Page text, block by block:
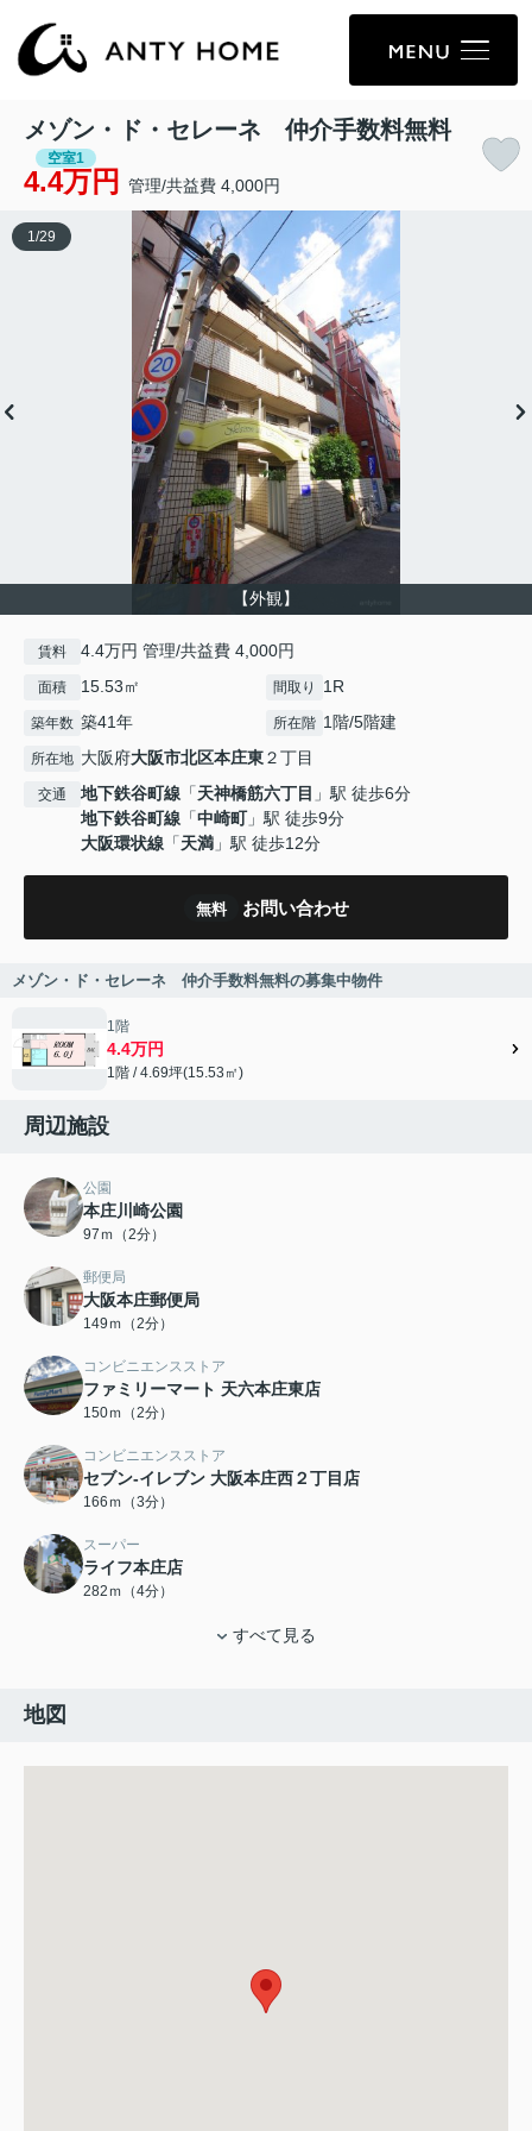
メゾン・ド・セレーネ 仲介手数料無料
空室1
4.4万円 管理/共益費 4,000円
【外観】
1 /29
賃料 4.4万円 管理/共益費 4,000円
面積 15.53㎡ 間取り 1R
築年数 築41年 所在階 1階/5階建
所在地 大阪府大阪市北区本庄東２丁目
交通 地下鉄谷町線 「天神橋筋六丁目 」駅 徒歩6分
地下鉄谷町線 「中崎町」駅 徒歩9分
大阪環状線 「天満 」駅 徒歩12分
無料 お問い合わせ
メゾン・ド・セレーネ 仲介手数料無料の募集中物件
1階
4.4万円
1階 / 4.69坪(15.53㎡)
周辺施設
公園
本庄川崎公園
97ｍ（2分）
郵便局
大阪本庄郵便局
149ｍ（2分）
コンビニエンスストア
ファミリーマート 天六本庄東店
150ｍ（2分）
コンビニエンスストア
セブン-イレブン 大阪本庄西２丁目店
166ｍ（3分）
スーパー
ライフ本庄店
282ｍ（4分）
すべて見る
地図